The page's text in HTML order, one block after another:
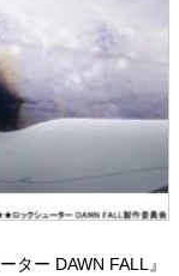
ー DAWN FALL』